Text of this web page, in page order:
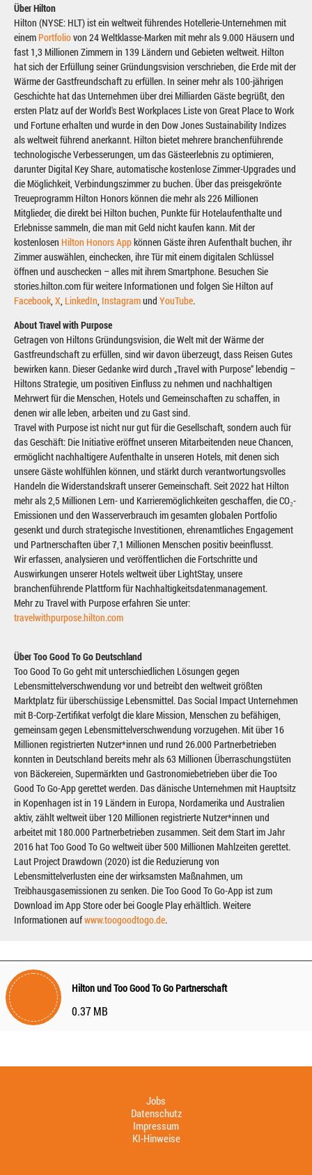
Über Hilton
Hilton (NYSE: HLT) ist ein weltweit führendes Hotellerie-Unternehmen mit
einem Portfoliovon 24 Weltklasse-Marken mit mehr als 9.000 Häusern und
fast 1,3 Millionen Zimmern in 139 Ländern und Gebieten weltweit. Hilton
hat sich der Erfüllung seiner Gründungsvision verschrieben, die Erde mit der
Wärme der Gastfreundschaft zu erfüllen. In seiner mehr als 100-jährigen
Geschichte hat das Unternehmen über drei Milliarden Gäste begrüßt, den
ersten Platz auf der World's Best Workplaces Liste von Great Place to Work
und Fortune erhalten und wurde in den Dow Jones Sustainability Indizes
als weltweit führend anerkannt. Hilton bietet mehrere branchenführende
technologische Verbesserungen, um das Gästeerlebnis zu optimieren,
darunter Digital Key Share, automatische kostenlose Zimmer-Upgrades und
die Möglichkeit, Verbindungszimmer zu buchen. Über das preisgekrönte
Treueprogramm Hilton Honors können die mehr als 226 Millionen
Mitglieder, die direkt bei Hilton buchen, Punkte für Hotelaufenthalte und
Erlebnisse sammeln, die man mit Geld nicht kaufen kann. Mit der
kostenlosen Hilton Honors Appkönnen Gäste ihren Aufenthalt buchen, ihr
Zimmer auswählen, einchecken, ihre Tür mit einem digitalen Schlüssel
öffnen und auschecken – alles mit ihrem Smartphone. Besuchen Sie
stories.hilton.com für weitere Informationen und folgen Sie Hilton auf
Facebook X LinkedIn Instagramund YouTube.
About Travel with Purpose
Getragen von Hiltons Gründungsvision, die Welt mit der Wärme der
Gastfreundschaft zu erfüllen, sind wir davon überzeugt, dass Reisen Gutes
bewirken kann. Dieser Gedanke wird durch „Travel with Purpose“ lebendig –
Hiltons Strategie, um positiven Einfluss zu nehmen und nachhaltigen
Mehrwert für die Menschen, Hotels und Gemeinschaften zu schaffen, in
denen wir alle leben, arbeiten und zu Gast sind.
Travel with Purpose ist nicht nur gut für die Gesellschaft, sondern auch für
das Geschäft: Die Initiative eröffnet unseren Mitarbeitenden neue Chancen,
ermöglicht nachhaltigere Aufenthalte in unseren Hotels, mit denen sich
unsere Gäste wohlfühlen können, und stärkt durch verantwortungsvolles
Handeln die Widerstandskraft unserer Gemeinschaft. Seit 2022 hat Hilton
mehr als 2,5 Millionen Lern- und Karrieremöglichkeiten geschaffen, die CO₂-
Emissionen und den Wasserverbrauch im gesamten globalen Portfolio
gesenkt und durch strategische Investitionen, ehrenamtliches Engagement
und Partnerschaften über 7,1 Millionen Menschen positiv beeinflusst.
Wir erfassen, analysieren und veröffentlichen die Fortschritte und
Auswirkungen unserer Hotels weltweit über LightStay, unsere
branchenführende Plattform für Nachhaltigkeitsdatenmanagement.
Mehr zu Travel with Purpose erfahren Sie unter:
travelwithpurpose.hilton.com
Über Too Good To Go Deutschland
Too Good To Go geht mit unterschiedlichen Lösungen gegen
Lebensmittelverschwendung vor und betreibt den weltweit größten
Marktplatz für überschüssige Lebensmittel. Das Social Impact Unternehmen
mit B-Corp-Zertifikat verfolgt die klare Mission, Menschen zu befähigen,
gemeinsam gegen Lebensmittelverschwendung vorzugehen. Mit über 16
Millionen registrierten Nutzer*innen und rund 26.000 Partnerbetrieben
konnten in Deutschland bereits mehr als 63 Millionen Überraschungstüten
von Bäckereien, Supermärkten und Gastronomiebetrieben über die Too
Good To Go-App gerettet werden. Das dänische Unternehmen mit Hauptsitz
in Kopenhagen ist in 19 Ländern in Europa, Nordamerika und Australien
aktiv, zählt weltweit über 120 Millionen registrierte Nutzer*innen und
arbeitet mit 180.000 Partnerbetrieben zusammen. Seit dem Start im Jahr
2016 hat Too Good To Go weltweit über 500 Millionen Mahlzeiten gerettet.
Laut Project Drawdown (2020) ist die Reduzierung von
Lebensmittelverlusten eine der wirksamsten Maßnahmen, um
Treibhausgasemissionen zu senken. Die Too Good To Go-App ist zum
Download im App Store oder bei Google Play erhältlich. Weitere
Informationen aufwww.toogoodtogo.de.
Hilton und Too Good To Go Partnerschaft
0.37 MB
Jobs
Datenschutz
Impressum
KI-Hinweise